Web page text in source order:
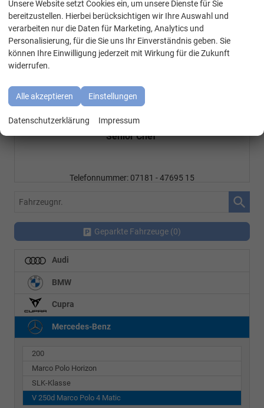
Özen Özkara
Senior Chef
Telefonnummer: 07181 - 47695 15
Fahrzeugnr.
Geparkte Fahrzeuge (0)
Audi
BMW
Cupra
Mercedes-Benz
200
Marco Polo Horizon
SLK-Klasse
V 250d Marco Polo 4 Matic
Unsere Website setzt Cookies ein, um unsere Dienste für Sie
bereitzustellen. Hierbei berücksichtigen wir Ihre Auswahl und
verarbeiten nur die Daten für Marketing, Analytics und
Personalisierung, für die Sie uns Ihr Einverständnis geben. Sie
können Ihre Einwilligung jederzeit mit Wirkung für die Zukunft
widerrufen.
Alle akzeptieren Einstellungen
Datenschutzerklärung Impressum